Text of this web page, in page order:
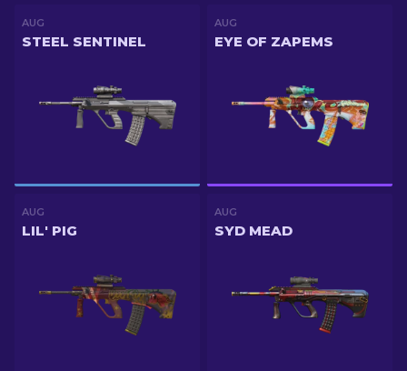
AUG
STEEL SENTINEL
AUG
EYE OF ZAPEMS
AUG
LIL' PIG
AUG
SYD MEAD